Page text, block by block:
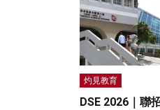
灼見教育
DSE 2026｜聯